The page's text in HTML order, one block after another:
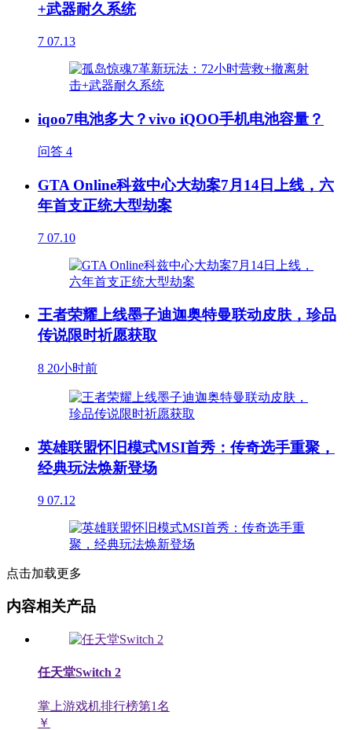
+武器耐久系统
7 07.13
iqoo7电池多大？vivo iQOO手机电池容量？
问答 4
GTA Online科兹中心大劫案7月14日上线，六
年首支正统大型劫案
7 07.10
王者荣耀上线墨子迪迦奥特曼联动皮肤，珍品
传说限时祈愿获取
8 20小时前
英雄联盟怀旧模式MSI首秀：传奇选手重聚，
经典玩法焕新登场
9 07.12
点击加载更多
内容相关产品
任天堂Switch 2
掌上游戏机排行榜第1名
￥